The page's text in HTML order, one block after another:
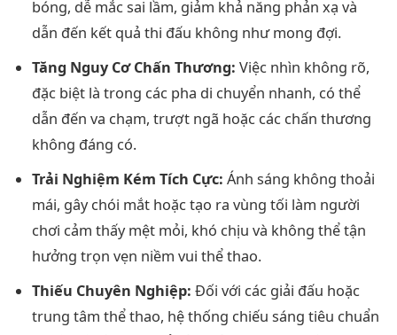
bóng, dễ mắc sai lầm, giảm khả năng phản xạ và
dẫn đến kết quả thi đấu không như mong đợi.
Tăng Nguy Cơ Chấn Thương: Việc nhìn không rõ,
đặc biệt là trong các pha di chuyển nhanh, có thể
dẫn đến va chạm, trượt ngã hoặc các chấn thương
không đáng có.
Trải Nghiệm Kém Tích Cực: Ánh sáng không thoải
mái, gây chói mắt hoặc tạo ra vùng tối làm người
chơi cảm thấy mệt mỏi, khó chịu và không thể tận
hưởng trọn vẹn niềm vui thể thao.
Thiếu Chuyên Nghiệp: Đối với các giải đấu hoặc
trung tâm thể thao, hệ thống chiếu sáng tiêu chuẩn